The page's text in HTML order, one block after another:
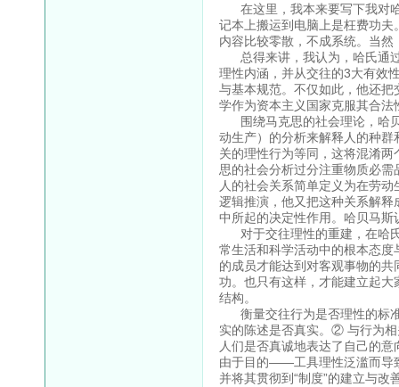
在这里，我本来要写下我对哈
记本上搬运到电脑上是枉费功
内容比较零散，不成系统。当
总得来讲，我认为，哈氏通过
理性内涵，并从交往的3大有效
与基本规范。不仅如此，他还
学作为资本主义国家克服其合法
围绕马克思的社会理论，哈贝
动生产）的分析来解释人的种
关的理性行为等同，这将混淆
思的社会分析过分注重物质必
人的社会关系简单定义为在劳
逻辑推演，他又把这种关系解
中所起的决定性作用。哈贝马斯
对于交往理性的重建，在哈氏
常生活和科学活动中的根本态
的成员才能达到对客观事物的
功。也只有这样，才能建立起
结构。
衡量交往行为是否理性的标
实的陈述是否真实。② 与行为
人们是否真诚地表达了自己的
由于目的——工具理性泛滥而导
并将其贯彻到“制度”的建立与